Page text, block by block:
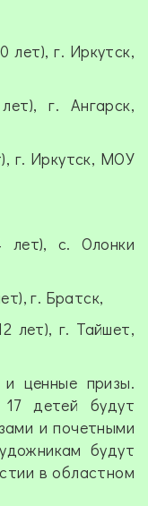
лет), г. Иркутск,
г. Ангарск,
г. Иркутск, МОУ
лет), с. Олонки
г. Братск,
лет), г. Тайшет,
ценные призы.
детей будут
и почетными
будут
в областном